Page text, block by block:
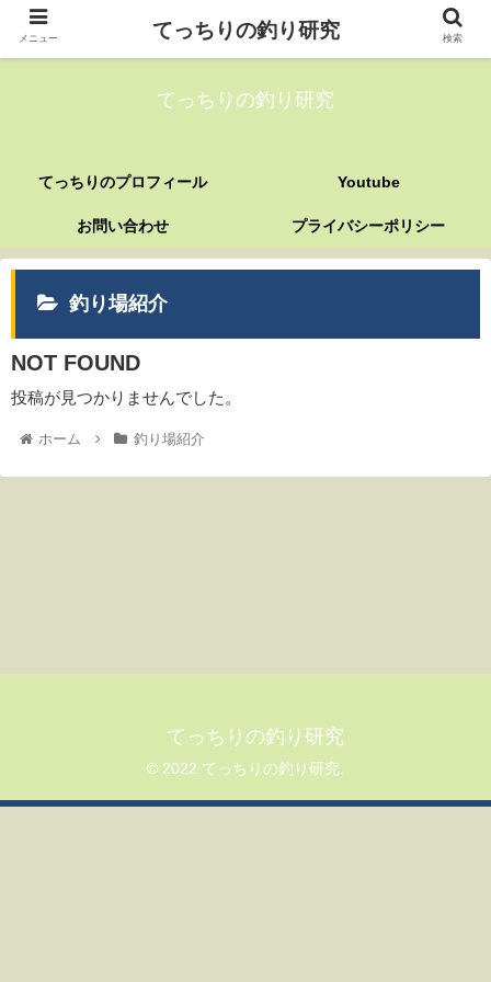
てっちりの釣り研究
てっちりのプロフィール Youtube
お問い合わせ プライバシーポリシー
釣り場紹介
NOT FOUND
投稿が見つかりませんでした。
ホーム 釣り場紹介
てっちりの釣り研究
© 2022 てっちりの釣り研究.
メニュー てっちりの釣り研究 検索